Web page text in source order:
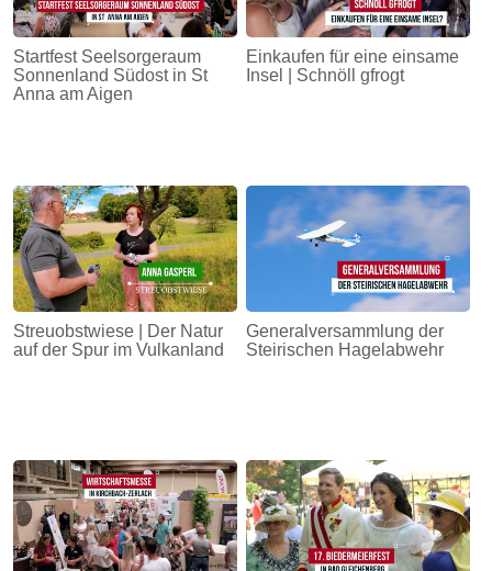
Startfest Seelsorgeraum
Sonnenland Südost in St
Anna am Aigen
Einkaufen für eine einsame
Insel | Schnöll gfrogt
Streuobstwiese | Der Natur
auf der Spur im Vulkanland
Generalversammlung der
Steirischen Hagelabwehr